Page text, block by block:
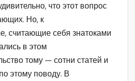
что этот вопрос
Но, к
считающие себя знатоками
в этом
тому — сотни статей и
этому поводу. В